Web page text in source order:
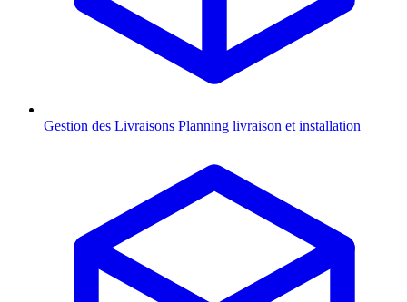
Gestion des Livraisons Planning livraison et installation